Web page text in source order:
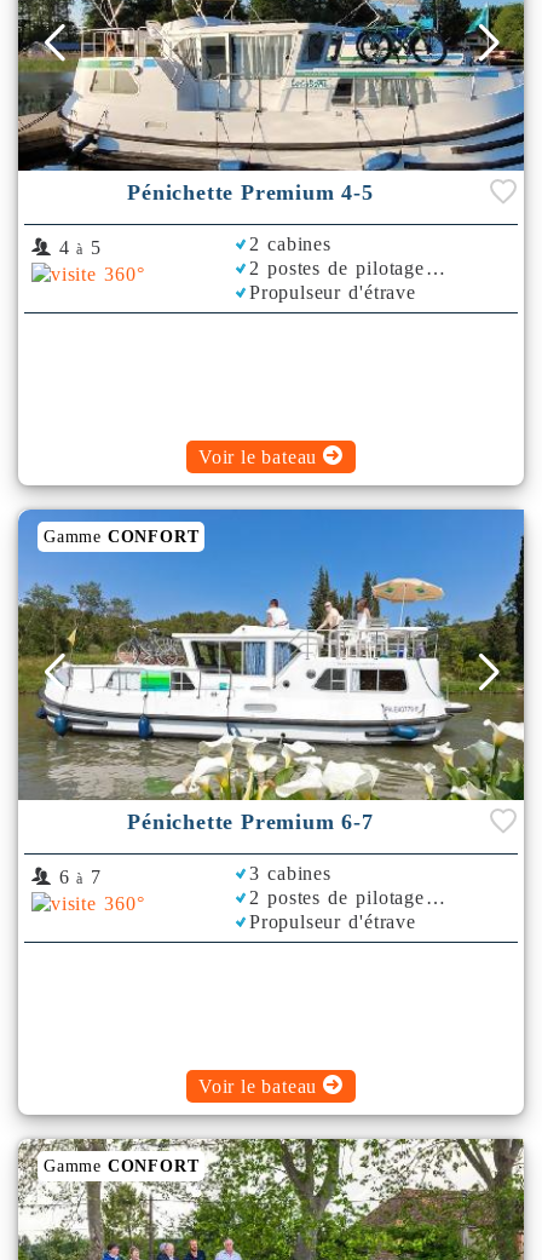
Pénichette Premium 4-5
4 à 5
2 cabines
2 postes de pilotage
Propulseur d'étrave
Voir le bateau
Gamme CONFORT
Pénichette Premium 6-7
6 à 7
3 cabines
2 postes de pilotage
Propulseur d'étrave
Voir le bateau
Gamme CONFORT